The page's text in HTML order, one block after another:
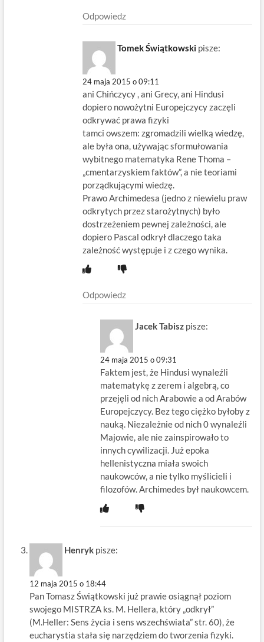
Odpowiedz
Tomek Świątkowski pisze:
24 maja 2015 o 09:11
ani Chińczycy , ani Grecy, ani Hindusi
dopiero nowożytni Europejczycy zaczęli
odkrywać prawa fizyki
tamci owszem: zgromadzili wielką wiedzę,
ale była ona, używając sformułowania
wybitnego matematyka Rene Thoma –
„cmentarzyskiem faktów”, a nie teoriami
porządkującymi wiedzę.
Prawo Archimedesa (jedno z niewielu praw
odkrytych przez starożytnych) było
dostrzeżeniem pewnej zależności, ale
dopiero Pascal odkrył dlaczego taka
zależność występuje i z czego wynika.
Odpowiedz
Jacek Tabisz pisze:
24 maja 2015 o 09:31
Faktem jest, że Hindusi wynaleźli
matematykę z zerem i algebrą, co
przejęli od nich Arabowie a od Arabów
Europejczycy. Bez tego ciężko byłoby z
nauką. Niezależnie od nich 0 wynaleźli
Majowie, ale nie zainspirowało to
innych cywilizacji. Już epoka
hellenistyczna miała swoich
naukowców, a nie tylko myślicieli i
filozofów. Archimedes był naukowcem.
Henryk pisze:
12 maja 2015 o 18:44
Pan Tomasz Świątkowski już prawie osiągnął poziom
swojego MISTRZA ks. M. Hellera, który „odkrył”
(M.Heller: Sens życia i sens wszechświata” str. 60), że
eucharystia stała się narzędziem do tworzenia fizyki.